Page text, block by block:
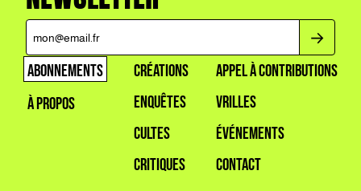
ABONNEMENTS
À PROPOS
CRÉATIONS
ENQUÊTES
CULTES
CRITIQUES
APPEL À CONTRIBUTIONS
VRILLES
ÉVÉNEMENTS
CONTACT